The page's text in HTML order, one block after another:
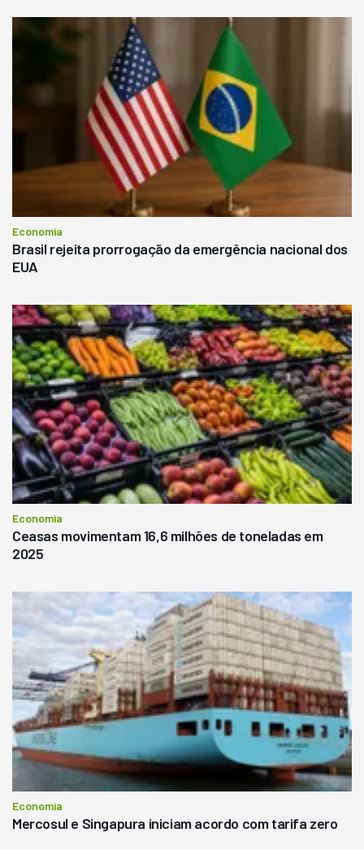
Economia
Brasil rejeita prorrogação da emergência nacional dos
EUA
Economia
Ceasas movimentam 16,6 milhões de toneladas em
2025
Economia
Mercosul e Singapura iniciam acordo com tarifa zero